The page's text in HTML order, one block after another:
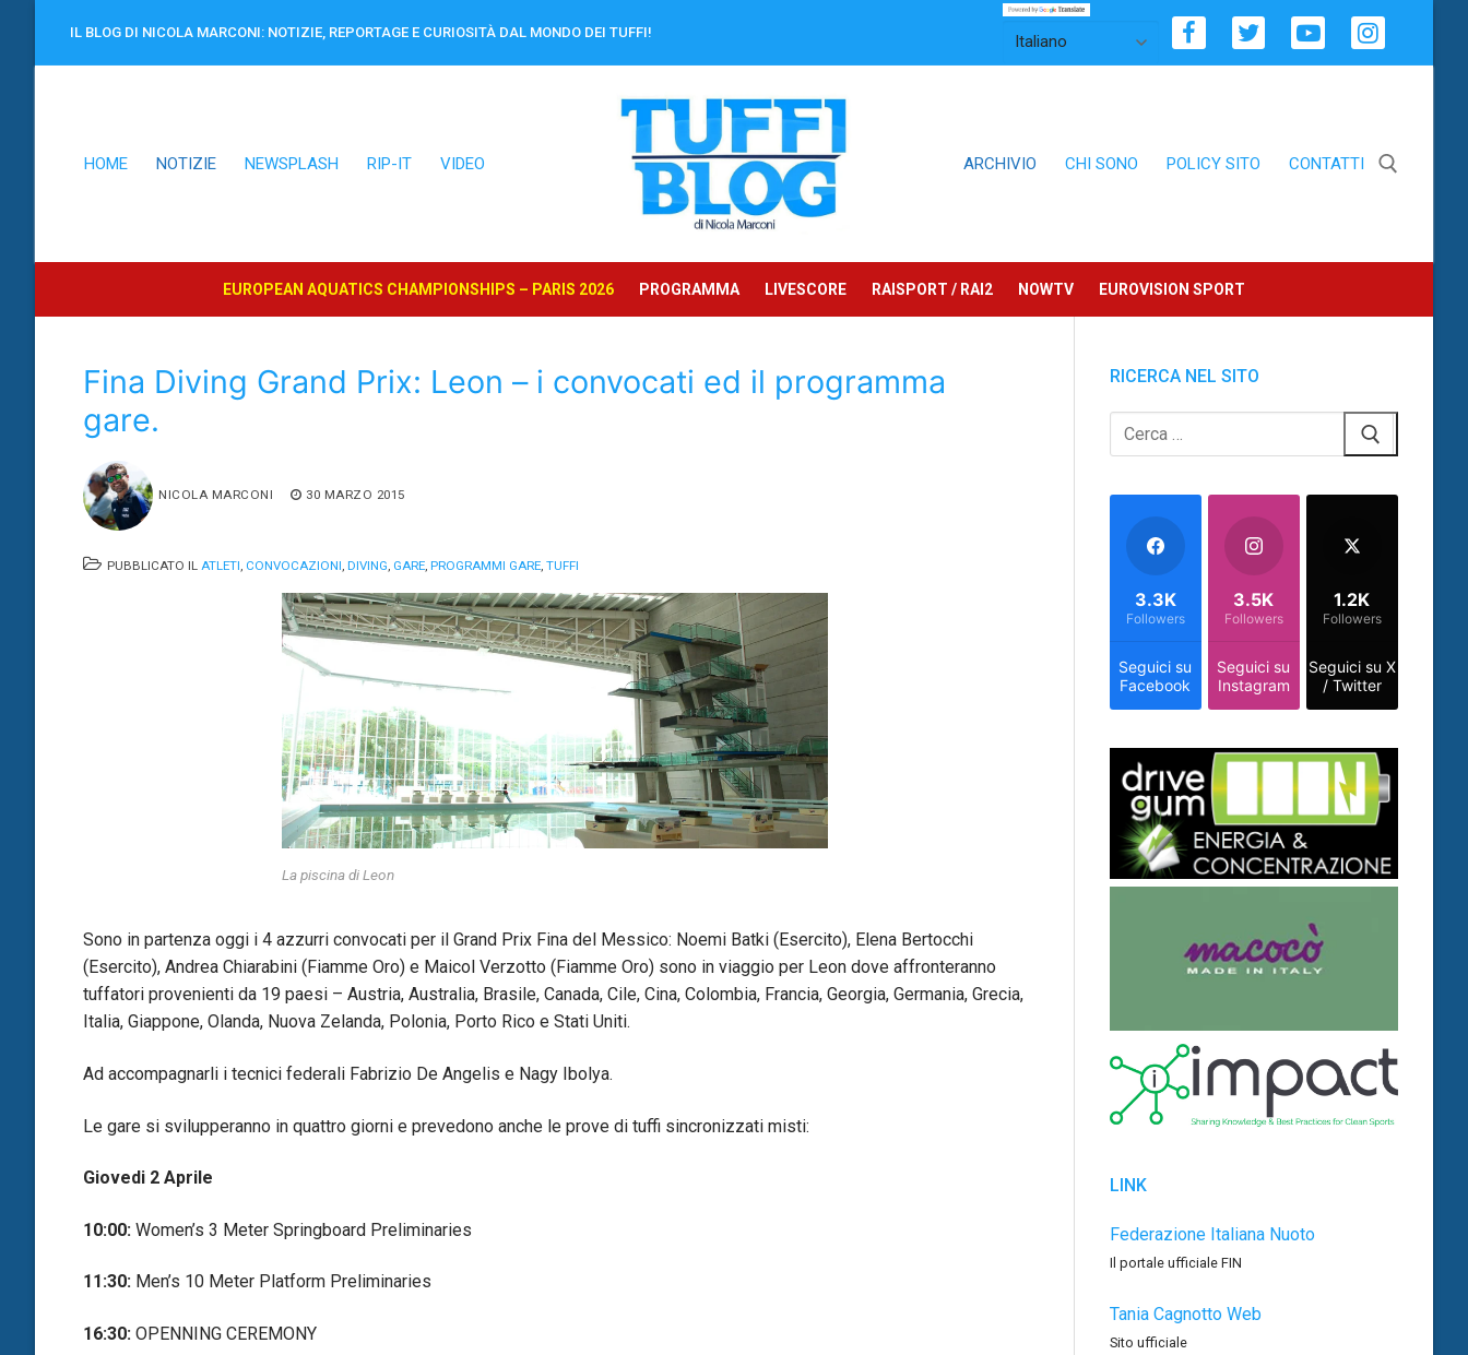
contenuto
IL BLOG DI NICOLA MARCONI: NOTIZIE, REPORTAGE E CURIOSITÀ DAL MONDO DEI TUFFI!
HOME NOTIZIE NEWSPLASH RIP-IT VIDEO ARCHIVIO CHI SONO POLICY SITO CONTATTI
EUROPEAN AQUATICS CHAMPIONSHIPS – PARIS 2026 PROGRAMMA LIVESCORE RAISPORT / RAI2 NOWTV EUROVISION SPORT
Fina Diving Grand Prix: Leon – i convocati ed il programma
gare.
NICOLA MARCONI 30 MARZO 2015
PUBBLICATO IL ATLETI CONVOCAZIONI DIVING GARE PROGRAMMI GARE TUFFI
La piscina di Leon
Sono in partenza oggi i 4 azzurri convocati per il Grand Prix Fina del Messico: Noemi Batki (Esercito), Elena Bertocchi
(Esercito), Andrea Chiarabini (Fiamme Oro) e Maicol Verzotto (Fiamme Oro) sono in viaggio per Leon dove affronteranno
tuffatori provenienti da 19 paesi – Austria, Australia, Brasile, Canada, Cile, Cina, Colombia, Francia, Georgia, Germania, Grecia,
Italia, Giappone, Olanda, Nuova Zelanda, Polonia, Porto Rico e Stati Uniti.
Ad accompagnarli i tecnici federali Fabrizio De Angelis e Nagy Ibolya.
Le gare si svilupperanno in quattro giorni e prevedono anche le prove di tuffi sincronizzati misti:
Giovedi 2 Aprile
10:00: Women’s 3 Meter Springboard Preliminaries
11:30: Men’s 10 Meter Platform Preliminaries
16:30: OPENNING CEREMONY
RICERCA NEL SITO
Cerca:
Seguici su
Facebook
3.3K
Followers
Seguici su
Instagram
3.5K
Followers
Seguici su X
/ Twitter
1.2K
Followers
LINK
Federazione Italiana Nuoto
Il portale ufficiale FIN
Tania Cagnotto Web
Sito ufficiale